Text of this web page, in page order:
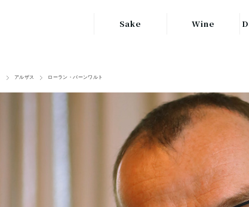
Sake
信越・北陸地方
の地酒
関西の地酒
中部地方の地酒
中国・四国地方
Wine
FRANCE
フランス
イタリア
GERMANY
ドイツ
アルザス ローラン・バーンワルト